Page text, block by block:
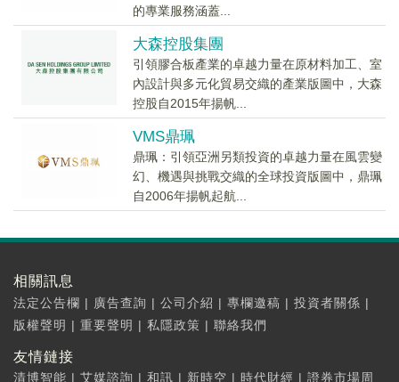
的專業服務涵蓋...
大森控股集團
引領膠合板產業的卓越力量在原材料加工、室
內設計與多元化貿易交織的產業版圖中，大森
控股自2015年揚帆...
VMS鼎珮
鼎珮：引領亞洲另類投資的卓越力量在風雲變
幻、機遇與挑戰交織的全球投資版圖中，鼎珮
自2006年揚帆起航...
相關訊息
法定公告欄 | 廣告查詢 | 公司介紹 | 專欄邀稿 | 投資者關係 |
版權聲明 | 重要聲明 | 私隱政策 | 聯絡我們
友情鏈接
清博智能 | 艾媒諮詢 | 和訊 | 新時空 | 時代財經 | 證券市場周